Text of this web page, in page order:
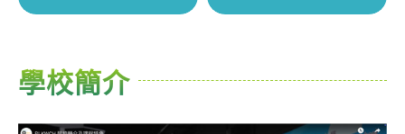
過程，能觸發學生對自然
生態的好奇心。
成績，是不是也希望小朋
學校簡介